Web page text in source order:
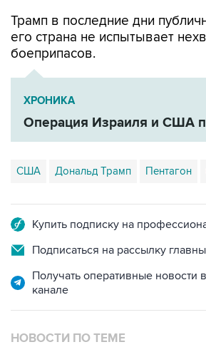
Трамп в последние дни
его страна не испытывает
боеприпасов.
ХРОНИКА
Операция Израиля и США
США Дональд Трамп Пентагон
Купить подписку на
Подписаться на рассылку
Получать оперативные новости
канале
НОВОСТИ ПО ТЕМЕ